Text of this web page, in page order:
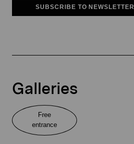
SUBSCRIBE TO NEWSLETTER
Galleries
Free
entrance